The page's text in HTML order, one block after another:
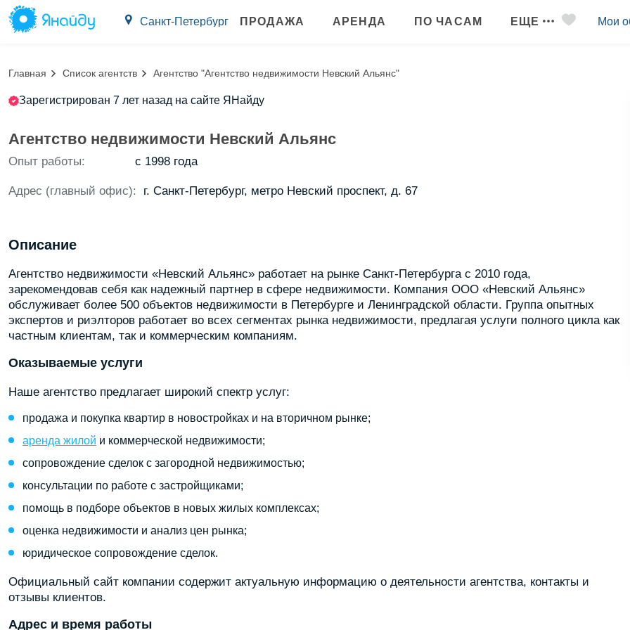
Санкт-Петербург ПРОДАЖА АРЕНДА ПО ЧАСАМ ЕЩЕ Мои
Главная Список агентств Агентство "Агентство недвижимости Невский Альянс"
Зарегистрирован 7 лет назад на сайте ЯНайду
Агентство недвижимости Невский Альянс
Опыт работы: с 1998 года
Адрес (главный офис): г. Санкт-Петербург, метро Невский проспект, д. 67
Описание
Агентство недвижимости «Невский Альянс» работает на рынке Санкт-Петербурга с 2010 года,
зарекомендовав себя как надежный партнер в сфере недвижимости. Компания ООО «Невский Альянс»
обслуживает более 500 объектов недвижимости в Петербурге и Ленинградской области. Группа опытных
экспертов и риэлторов работает во всех сегментах рынка недвижимости, предлагая услуги полного цикла как
частным клиентам, так и коммерческим компаниям.
Оказываемые услуги
Наше агентство предлагает широкий спектр услуг:
продажа и покупка квартир в новостройках и на вторичном рынке;
аренда жилой и коммерческой недвижимости;
сопровождение сделок с загородной недвижимостью;
консультации по работе с застройщиками;
помощь в подборе объектов в новых жилых комплексах;
оценка недвижимости и анализ цен рынка;
юридическое сопровождение сделок.
Официальный сайт компании содержит актуальную информацию о деятельности агентства, контакты и
отзывы клиентов.
Адрес и время работы